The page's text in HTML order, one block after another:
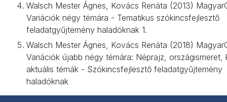
Walsch Mester Ágnes, Kovács Renáta (2013)
Variációk négy témára - Tematikus szókincsfejlesztő
feladatgyűjtemény haladóknak 1.
Walsch Mester Ágnes, Kovács Renáta (2018)
Variációk újabb négy témára: Néprajz, országismeret,
aktuális témák - Szókincsfejlesztő feladatgyűjtemény
haladóknak